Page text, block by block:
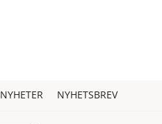
NYHETER NYHETSBREV